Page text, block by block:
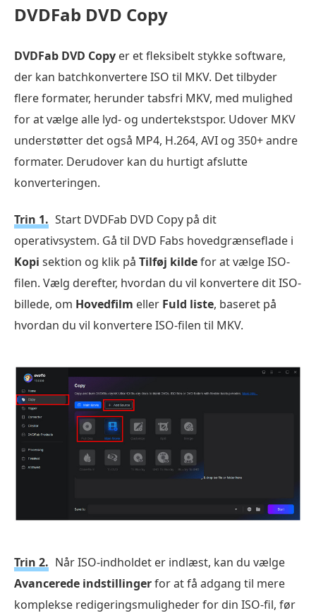
DVDFab DVD Copy
DVDFab DVD Copy er et fleksibelt stykke software,
der kan batchkonvertere ISO til MKV. Det tilbyder
flere formater, herunder tabsfri MKV, med mulighed
for at vælge alle lyd- og undertekstspor. Udover MKV
understøtter det også MP4, H.264, AVI og 350+ andre
formater. Derudover kan du hurtigt afslutte
konverteringen.
Trin 1. Start DVDFab DVD Copy på dit
operativsystem. Gå til DVD Fabs hovedgrænseflade i
Kopi sektion og klik på Tilføj kildefor at vælge ISO-
filen. Vælg derefter, hvordan du vil konvertere dit ISO-
billede, om Hovedfilm eller Fuld liste, baseret på
hvordan du vil konvertere ISO-filen til MKV.
Trin 2. Når ISO-indholdet er indlæst, kan du vælge
Avancerede indstillingerfor at få adgang til mere
komplekse redigeringsmuligheder for din ISO-fil, før